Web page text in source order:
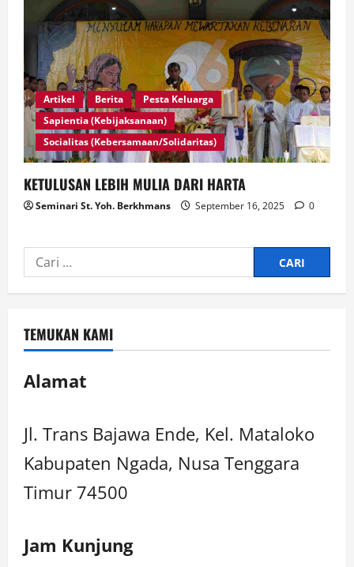
Artikel Berita
Pesta Keluarga
Sapientia (Kebijaksanaan)
Socialitas (Kebersamaan/Solidaritas)
KETULUSAN LEBIH MULIA DARI HARTA
Seminari St. Yoh. Berkhmans September 16, 2025 0
TEMUKAN KAMI
Alamat
Jl. Trans Bajawa Ende, Kel. Mataloko
Kabupaten Ngada, Nusa Tenggara
Timur 74500
Jam Kunjung